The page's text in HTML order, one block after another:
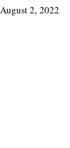
August 2, 2022